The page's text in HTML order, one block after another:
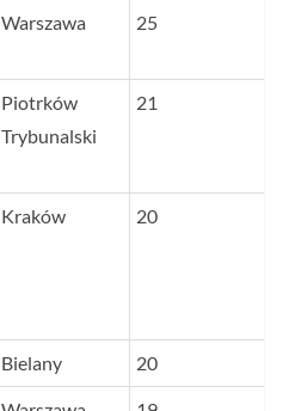
Warszawa 25
Piotrków
Trybunalski
21
Kraków 20
Bielany 20